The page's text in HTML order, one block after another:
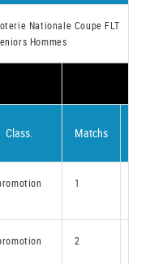
Nationale Coupe FLT
Hommes
Class. Matchs
1
2